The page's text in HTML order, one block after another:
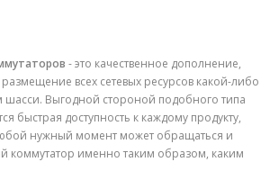
- это качественное дополнение,
всех сетевых ресурсов какой-либо
Выгодной стороной подобного типа
быстрая доступность к каждому продукту,
нужный момент может обращаться и
коммутатор именно таким образом, каким